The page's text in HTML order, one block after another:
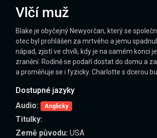
Vlčí muž
Blake je obyčejný Newyorčan, který se
otec byl prohlášen za mrtvého a jemu
nápad, zjistí ve chvíli, kdy je na samém konci
zranění. Rodině se podaří dostat do domu a
a proměňuje se i fyzicky. Charlotte s dcerou
Dostupné jazyky
Audio:
Anglicky
Titulky:
Země původu: USA